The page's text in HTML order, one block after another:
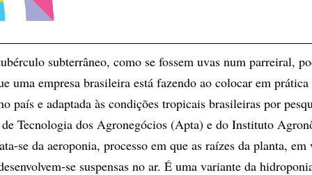
subterrâneo, como se fossem uvas num parreiral,
uma empresa brasileira está fazendo ao colocar em prática
país e adaptada às condições tropicais brasileiras por
Tecnologia dos Agronegócios (Apta) e do Instituto
se da aeroponia, processo em que as raízes da planta, em
se suspensas no ar. É uma variante da